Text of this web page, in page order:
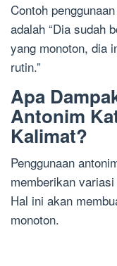
Contoh
adalah “Dia sudah
yang monoton, dia
rutin.”
Apa
Antonim
Kalimat?
Penggunaan
memberikan
Hal ini akan
monoton.